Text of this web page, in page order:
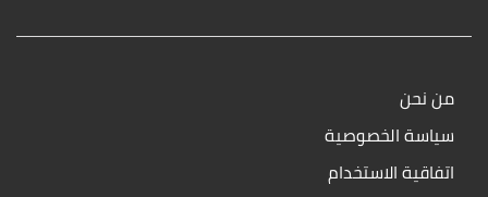
من نحن
سياسة الخصوصية
اتفاقية الاستخدام